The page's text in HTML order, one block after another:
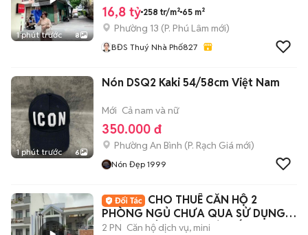
1 phút trước 8
16,8 tỷ 258 tr/m² 65 m²
Phường 13 (P. Phú Lâm mới)
BĐS Thuý Nhà Phố827
1 phút trước 6
Nón DSQ2 Kaki 54/58cm Việt Nam
Mới Cả nam và nữ
350.000 đ
Phường An Bình (P. Rạch Giá mới)
Nón Đẹp 1999
CHO THUÊ CĂN HỘ 2
PHÒNG NGỦ CHƯA QUA SỬ DỤNG
ĐƯỜNG TÂN SƠN - GÒ VẤP
2 PN Căn hộ dịch vụ, mini